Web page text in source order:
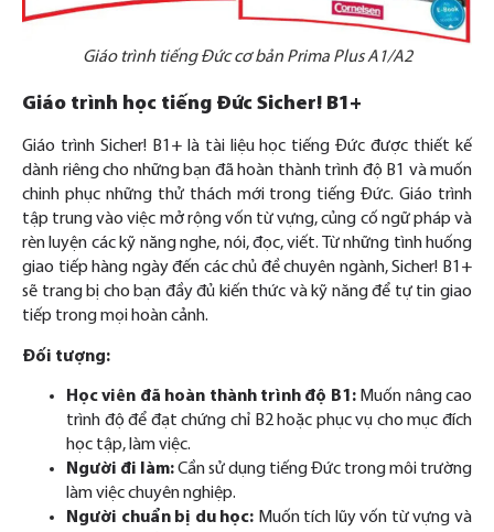
Giáo trình tiếng Đức cơ bản Prima Plus A1/A2
Giáo trình học tiếng Đức Sicher! B1+
Giáo trình Sicher! B1+ là tài liệu học tiếng Đức được thiết kế
dành riêng cho những bạn đã hoàn thành trình độ B1 và muốn
chinh phục những thử thách mới trong tiếng Đức. Giáo trình
tập trung vào việc mở rộng vốn từ vựng, củng cố ngữ pháp và
rèn luyện các kỹ năng nghe, nói, đọc, viết. Từ những tình huống
giao tiếp hàng ngày đến các chủ đề chuyên ngành, Sicher! B1+
sẽ trang bị cho bạn đầy đủ kiến thức và kỹ năng để tự tin giao
tiếp trong mọi hoàn cảnh.
Đối tượng:
Học viên đã hoàn thành trình độ B1:Muốn nâng cao
trình độ để đạt chứng chỉ B2 hoặc phục vụ cho mục đích
học tập, làm việc.
Người đi làm:Cần sử dụng tiếng Đức trong môi trường
làm việc chuyên nghiệp.
Người chuẩn bị du học: Muốn tích lũy vốn từ vựng và